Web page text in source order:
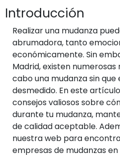
Introducción
Realizar una mudanza
abrumadora, tanto
económicamente. Sin
Madrid, existen
cabo una mudanza sin
desmedido. En este
consejos valiosos sobre
durante tu mudanza,
de calidad aceptable.
nuestra web para
empresas de mudanzas